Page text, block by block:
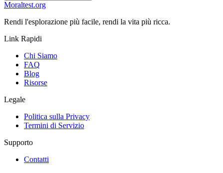
Moraltest.org
Rendi l'esplorazione più facile, rendi la vita più ricca.
Link Rapidi
Chi Siamo
FAQ
Blog
Risorse
Legale
Politica sulla Privacy
Termini di Servizio
Supporto
Contatti